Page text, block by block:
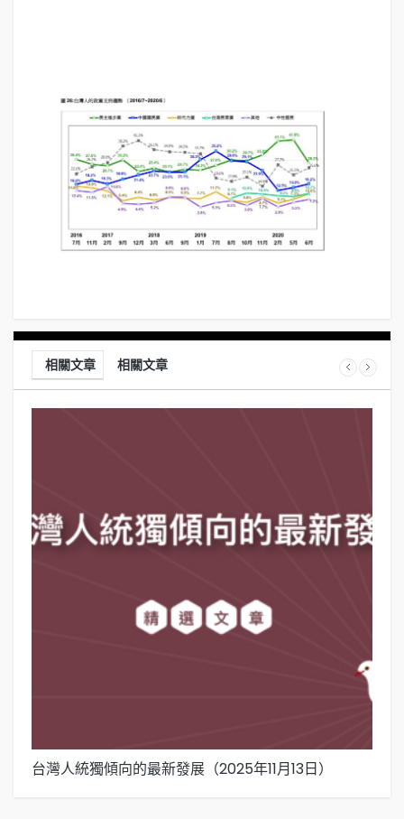
相關文章 相關文章
台灣人統獨傾向的最新發展（2025年11月13日）